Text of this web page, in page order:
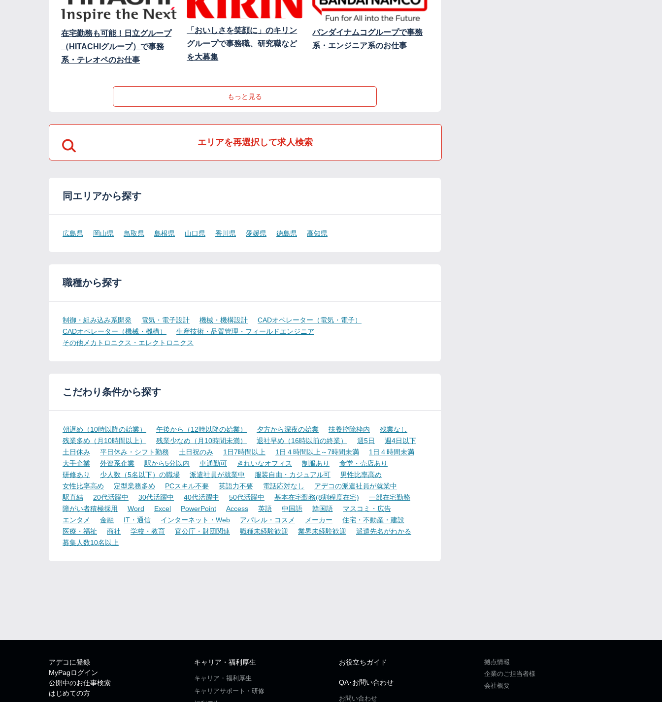
在宅勤務も可能！日立グループ
（HITACHIグループ）で事務
系・テレオペのお仕事
「おいしさを笑顔に」のキリン
グループで事務職、研究職など
を大募集
バンダイナムコグループで事務
系・エンジニア系のお仕事
もっと見る
エリアを再選択して求人検索
同エリアから探す
広島県 岡山県 鳥取県 島根県 山口県 香川県 愛媛県 徳島県 高知県
職種から探す
制御・組み込み系開発 電気・電子設計 機械・機構設計
CADオペレーター（電気・電子）
CADオペレーター（機械・機構）
生産技術・品質管理・フィールドエンジニア
その他メカトロニクス・エレクトロニクス
こだわり条件から探す
朝遅め（10時以降の始業） 午後から（12時以降の始業） 夕方から深夜の始業 扶養控除枠内
残業なし
残業多め（月10時間以上）
残業少なめ（月10時間未満） 退社早め（16時以前の終業） 週5日
週4日以下
土日休み
平日休み・シフト勤務 土日祝のみ 1日7時間以上 1日４時間以上～7時間未満
1日４時間未満
大手企業
外資系企業 駅から5分以内 車通勤可 きれいなオフィス 制服あり
食堂・売店あり
研修あり
少人数（5名以下）の職場 派遣社員が就業中 服装自由・カジュアル可
男性比率高め
女性比率高め
定型業務多め PCスキル不要 英語力不要 電話応対なし
アデコの派遣社員が就業中
駅直結
20代活躍中 30代活躍中 40代活躍中 50代活躍中 基本在宅勤務(8割程度在宅)
一部在宅勤務
障がい者積極採用
Word Excel PowerPoint Access 英語 中国語 韓国語
マスコミ・広告
エンタメ
金融 IT・通信 インターネット・Web アパレル・コスメ メーカー
住宅・不動産・建設
医療・福祉
商社 学校・教育 官公庁・財団関連 職種未経験歓迎 業界未経験歓迎
派遣先名がわかる
募集人数10名以上
アデコに登録
MyPagログイン
公開中のお仕事検索
はじめての方
キャリア・福利厚生
キャリア・福利厚生
キャリアサポート・研修
お役立ちガイド
QA･お問い合わせ
お問い合わせ
拠点情報
企業のご担当者様
会社概要